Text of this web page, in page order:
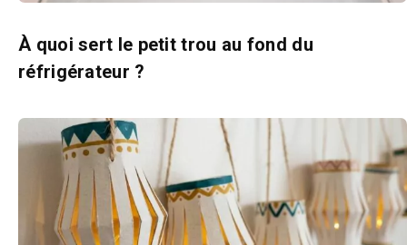
À quoi sert le petit trou au fond du
réfrigérateur ?